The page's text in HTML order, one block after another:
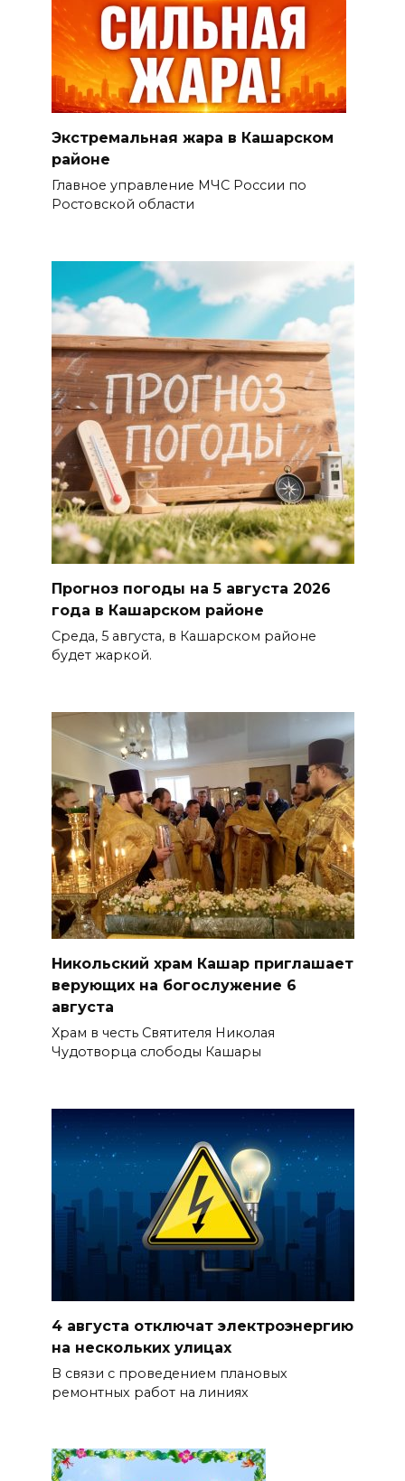
Экстремальная жара в Кашарском
районе
Главное управление МЧС России по
Ростовской области
Прогноз погоды на 5 августа 2026
года в Кашарском районе
Среда, 5 августа, в Кашарском районе
будет жаркой.
Никольский храм Кашар приглашает
верующих на богослужение 6
августа
Храм в честь Святителя Николая
Чудотворца слободы Кашары
4 августа отключат электроэнергию
на нескольких улицах
В связи с проведением плановых
ремонтных работ на линиях